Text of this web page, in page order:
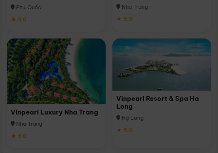
Phú Quốc
★ 5.0
Nha Trang
★ 5.0
Vinpearl Luxury Nha Trang
Nha Trang
★ 5.0
Vinpearl Resort & Spa Ha
Long
Hạ Long
★ 5.0